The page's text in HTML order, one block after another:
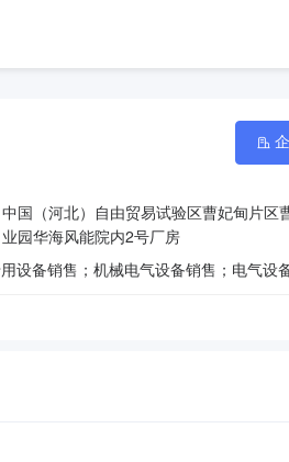
中国（河北）自由贸易试验区曹妃甸片区
业园华海风能院内2号厂房